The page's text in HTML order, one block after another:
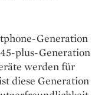
Generation
plus-Generation
werden für
diese Generation